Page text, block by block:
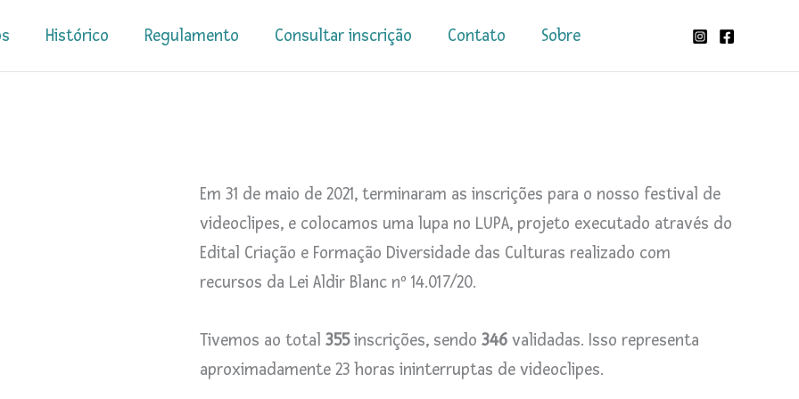
Histórico Regulamento Consultar inscrição Contato Sobre
Em 31 de maio de 2021, terminaram as inscrições para o nosso festival de
videoclipes, e colocamos uma lupa no LUPA, projeto executado através do
Edital Criação e Formação Diversidade das Culturas realizado com
recursos da Lei Aldir Blanc nº 14.017/20.
Tivemos ao total 355inscrições, sendo 346 validadas. Isso representa
aproximadamente 23 horas ininterruptas de videoclipes.